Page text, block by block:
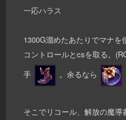
一応ハラス
1300G溜めたあたりでマナ
コントロールとcsを取る。
手
。余るなら
そこでリコール、解放の魔